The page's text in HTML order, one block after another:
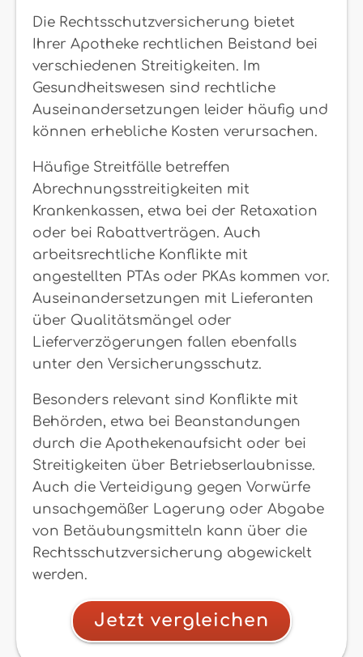
Die Rechtsschutzversicherung bietet
Ihrer Apotheke rechtlichen Beistand bei
verschiedenen Streitigkeiten. Im
Gesundheitswesen sind rechtliche
Auseinandersetzungen leider häufig und
können erhebliche Kosten verursachen.
Häufige Streitfälle betreffen
Abrechnungsstreitigkeiten mit
Krankenkassen, etwa bei der Retaxation
oder bei Rabattverträgen. Auch
arbeitsrechtliche Konflikte mit
angestellten PTAs oder PKAs kommen vor.
Auseinandersetzungen mit Lieferanten
über Qualitätsmängel oder
Lieferverzögerungen fallen ebenfalls
unter den Versicherungsschutz.
Besonders relevant sind Konflikte mit
Behörden, etwa bei Beanstandungen
durch die Apothekenaufsicht oder bei
Streitigkeiten über Betriebserlaubnisse.
Auch die Verteidigung gegen Vorwürfe
unsachgemäßer Lagerung oder Abgabe
von Betäubungsmitteln kann über die
Rechtsschutzversicherung abgewickelt
werden.
Jetzt vergleichen